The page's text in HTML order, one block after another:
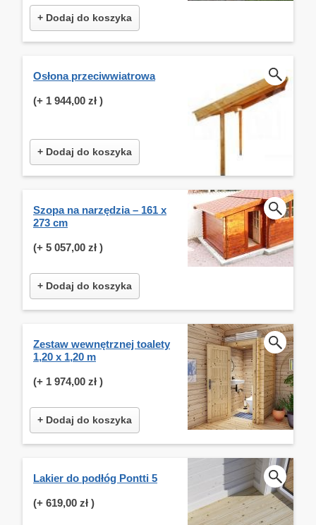
+ Dodaj do koszyka
Osłona przeciwwiatrowa
(+ 1 944,00 zł )
+ Dodaj do koszyka
Szopa na narzędzia – 161 x
273 cm
(+ 5 057,00 zł )
+ Dodaj do koszyka
Zestaw wewnętrznej toalety
1,20 x 1,20 m
(+ 1 974,00 zł )
+ Dodaj do koszyka
Lakier do podłóg Pontti 5
(+ 619,00 zł )